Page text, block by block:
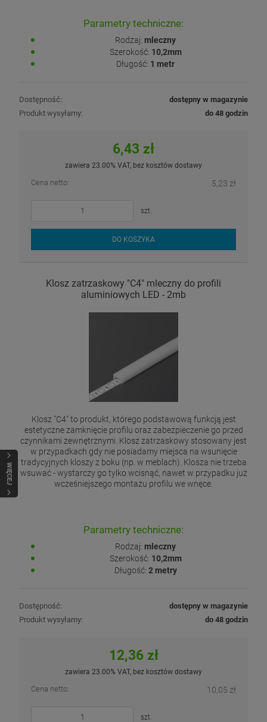
WIĘCEJ
Parametry techniczne:
Rodzaj: mleczny
Szerokość: 10,2mm
Długość: 1 metr
Dostępność:
dostępny w magazynie
Produkt wysyłamy:
do 48 godzin
6,43 zł
zawiera 23.00% VAT, bez kosztów dostawy
Cena netto: 5,23 zł
szt.
DO KOSZYKA
Klosz zatrzaskowy "C4" mleczny do profili
aluminiowych LED - 2mb
Klosz "C4" to produkt, którego podstawową funkcją jest
estetyczne zamknięcie profilu oraz zabezpieczenie go przed
czynnikami zewnętrznymi. Klosz zatrzaskowy stosowany jest
w przypadkach gdy nie posiadamy miejsca na wsunięcie
tradycyjnych kloszy z boku (np. w meblach). Klosza nie trzeba
wsuwać - wystarczy go tylko wcisnąć, nawet w przypadku już
wcześniejszego montażu profilu we wnęce.
Parametry techniczne:
Rodzaj: mleczny
Szerokość: 10,2mm
Długość: 2 metry
Dostępność:
dostępny w magazynie
Produkt wysyłamy:
do 48 godzin
12,36 zł
zawiera 23.00% VAT, bez kosztów dostawy
Cena netto: 10,05 zł
szt.